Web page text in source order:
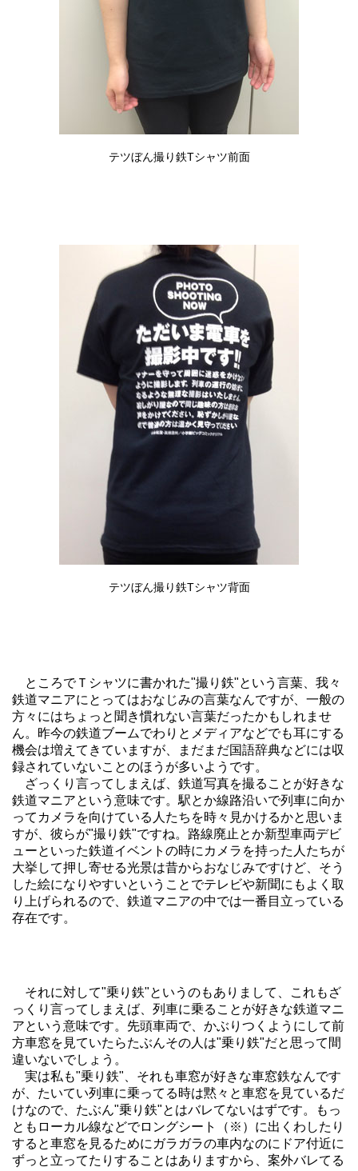
テツぼん撮り鉄Tシャツ前面
テツぼん撮り鉄Tシャツ背面
ところでＴシャツに書かれた"撮り鉄"という言葉、我々
鉄道マニアにとってはおなじみの言葉なんですが、一般の
方々にはちょっと聞き慣れない言葉だったかもしれませ
ん。昨今の鉄道ブームでわりとメディアなどでも耳にする
機会は増えてきていますが、まだまだ国語辞典などには収
録されていないことのほうが多いようです。
ざっくり言ってしまえば、鉄道写真を撮ることが好きな
鉄道マニアという意味です。駅とか線路沿いで列車に向か
ってカメラを向けている人たちを時々見かけるかと思いま
すが、彼らが"撮り鉄"ですね。路線廃止とか新型車両デビ
ューといった鉄道イベントの時にカメラを持った人たちが
大挙して押し寄せる光景は昔からおなじみですけど、そう
した絵になりやすいということでテレビや新聞にもよく取
り上げられるので、鉄道マニアの中では一番目立っている
存在です。
それに対して"乗り鉄"というのもありまして、これもざ
っくり言ってしまえば、列車に乗ることが好きな鉄道マニ
アという意味です。先頭車両で、かぶりつくようにして前
方車窓を見ていたらたぶんその人は"乗り鉄"だと思って間
違いないでしょう。
実は私も"乗り鉄"、それも車窓が好きな車窓鉄なんです
が、たいてい列車に乗ってる時は黙々と車窓を見ているだ
けなので、たぶん"乗り鉄"とはバレてないはずです。もっ
ともローカル線などでロングシート（※）に出くわしたり
すると車窓を見るためにガラガラの車内なのにドア付近に
ずっと立ってたりすることはありますから、案外バレてる